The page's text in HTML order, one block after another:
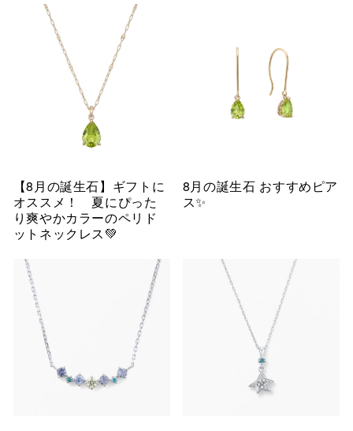
【8月の誕生石】ギフトに
オススメ！ 夏にぴった
り爽やかカラーのペリド
ットネックレス💚
8月の誕生石 おすすめピア
ス✨